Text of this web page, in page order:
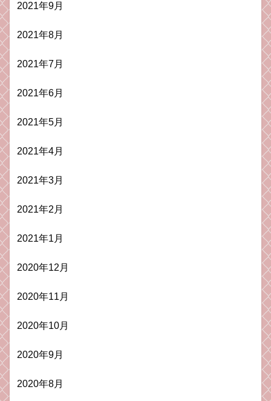
2021年9月
2021年8月
2021年7月
2021年6月
2021年5月
2021年4月
2021年3月
2021年2月
2021年1月
2020年12月
2020年11月
2020年10月
2020年9月
2020年8月